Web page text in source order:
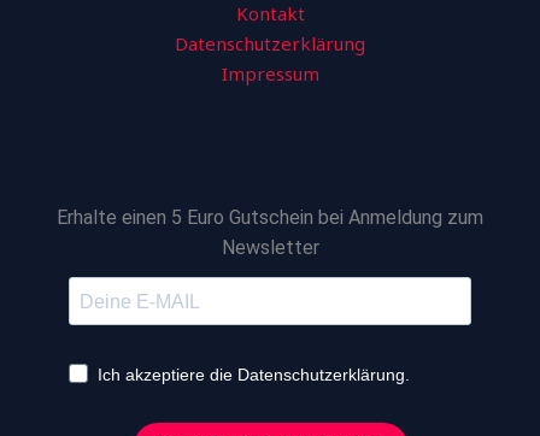
Kontakt
Datenschutzerklärung
Impressum
Erhalte einen 5 Euro Gutschein bei Anmeldung zum
Newsletter
Ich akzeptiere die Datenschutzerklärung.